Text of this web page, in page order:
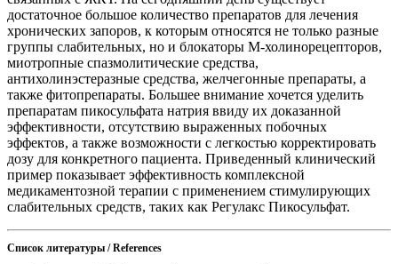
достаточное большое количество препаратов для лечения
хронических запоров, к которым относятся не только разные
группы слабительных, но и блокаторы М-холинорецепторов,
миотропные спазмолитические средства,
антихолинэстеразные средства, желчегонные препараты, а
также фитопрепараты. Большее внимание хочется уделить
препаратам пикосульфата натрия ввиду их доказанной
эффективности, отсутствию выраженных побочных
эффектов, а также возможности с легкостью корректировать
дозу для конкретного пациента. Приведенный клинический
пример показывает эффективность комплексной
медикаментозной терапии с применением стимулирующих
слабительных средств, таких как Регулакс Пикосульфат.
Список литературы / References